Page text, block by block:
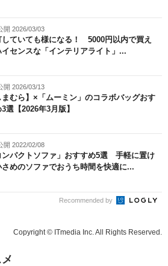
開 2026/03/03
していても様になる！ 5000円以内で買え
イセンスな「インテリアライト」...
開 2026/03/13
まむら】×「ムーミン」のコラボバッグおす
選【2026年3月版】
開 2022/02/08
ンパクトソファ」おすすめ5選 手軽に置け
さめのソファでおうち時間を快適に...
Recommended by
Copyright © ITmedia Inc. All Rights Reserved.